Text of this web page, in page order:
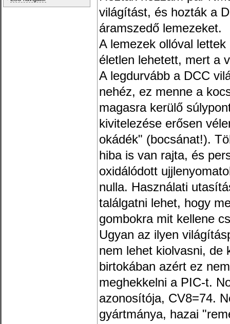
világítást, és hozták a
áramszedő lemezeket.
A lemezek ollóval
életlen lehetett, mert a
A legdurvább a DCC
nehéz, ez menne a
magasra kerülő
kivitelezése erősen
okádék" (bocsánat!).
hiba is van rajta, és
oxidálódott
nulla. Használati
találgatni lehet, hogy
gombokra mit kellene
Ugyan az ilyen
nem lehet kiolvasni, de
birtokában azért ez
meghekkelni a PIC-t.
azonosítója, CV8=74.
gyártmánya, hazai